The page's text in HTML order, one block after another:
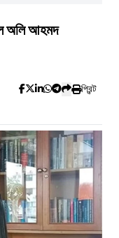
অলি আহমদ
প্রিন্ট